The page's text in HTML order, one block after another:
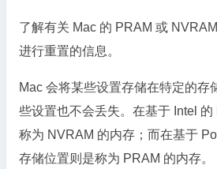
了解有关 Mac 的 PRAM 或
进行重置的信息。
Mac 会将某些设置存储在特定的存
些设置也不会丢失。在基于 Intel
称为 NVRAM 的内存；而在基于
存储位置则是称为 PRAM 的内存。